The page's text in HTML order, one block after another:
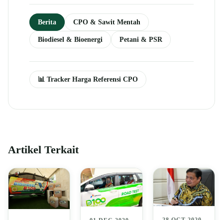
Berita CPO & Sawit Mentah
Biodiesel & Bioenergi Petani & PSR
📊 Tracker Harga Referensi CPO
Artikel Terkait